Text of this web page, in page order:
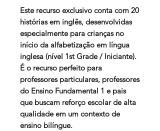
Este recurso exclusivo conta com 20
histórias em inglês, desenvolvidas
especialmente para crianças no
início da alfabetização em língua
inglesa (nível 1st Grade / Iniciante).
É o recurso perfeito para
professores particulares, professores
do Ensino Fundamental 1 e pais
que buscam reforço escolar de alta
qualidade em um contexto de
ensino bilíngue.